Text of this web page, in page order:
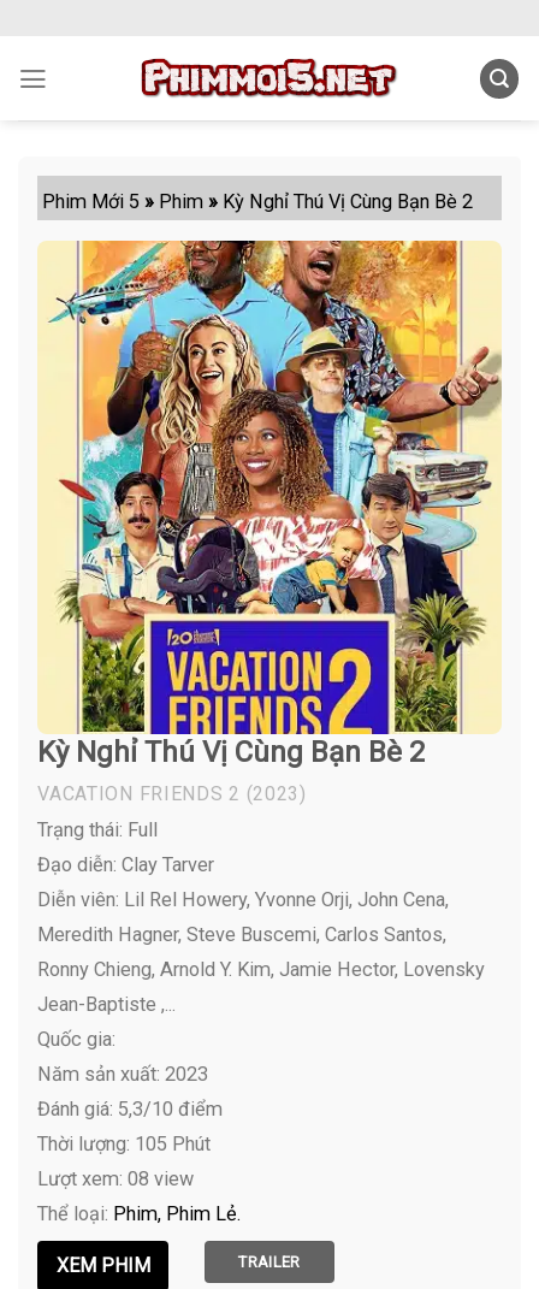
content
Phim Mới 5 » Phim » Kỳ Nghỉ Thú Vị Cùng Bạn Bè 2
Kỳ Nghỉ Thú Vị Cùng Bạn Bè 2
VACATION FRIENDS 2 (2023)
Trạng thái: Full
Đạo diễn: Clay Tarver
Diễn viên: Lil Rel Howery, Yvonne Orji, John Cena,
Meredith Hagner, Steve Buscemi, Carlos Santos,
Ronny Chieng, Arnold Y. Kim, Jamie Hector, Lovensky
Jean-Baptiste ,...
Quốc gia:
Năm sản xuất: 2023
Đánh giá: 5,3/10 điểm
Thời lượng: 105 Phút
Lượt xem: 08 view
Thể loại: Phim Phim Lẻ
TRAILER